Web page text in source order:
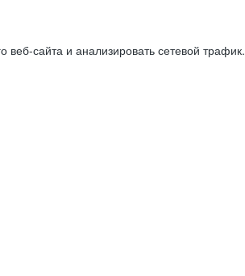
сайта и анализировать сетевой трафик.